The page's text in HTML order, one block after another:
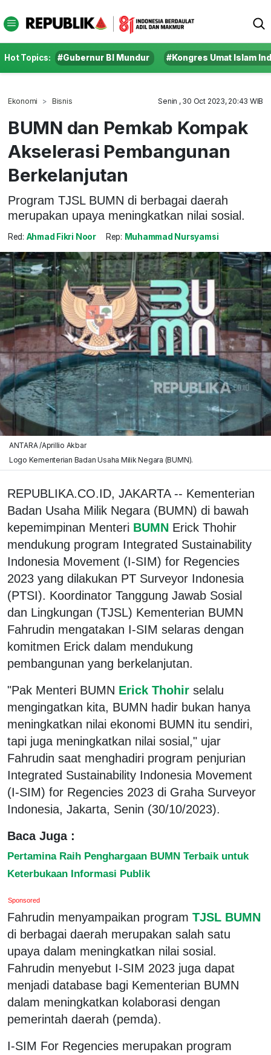
Hot Topics: #Gubernur BI Mundur #Kongres Umat Islam
Ekonomi Bisnis Senin , 30 Oct 2023, 20:43 WIB
BUMN dan Pemkab Kompak
Akselerasi Pembangunan
Berkelanjutan
Program TJSL BUMN di berbagai daerah
merupakan upaya meningkatkan nilai sosial.
Red: Ahmad Fikri Noor Rep: Muhammad Nursyamsi
ANTARA /Aprillio Akbar
Logo Kementerian Badan Usaha Milik Negara (BUMN).
REPUBLIKA.CO.ID, JAKARTA -- Kementerian
Badan Usaha Milik Negara (BUMN) di bawah
kepemimpinan Menteri BUMN Erick Thohir
mendukung program Integrated Sustainability
Indonesia Movement (I-SIM) for Regencies
2023 yang dilakukan PT Surveyor Indonesia
(PTSI). Koordinator Tanggung Jawab Sosial
dan Lingkungan (TJSL) Kementerian BUMN
Fahrudin mengatakan I-SIM selaras dengan
komitmen Erick dalam mendukung
pembangunan yang berkelanjutan.
"Pak Menteri BUMN Erick Thohir selalu
mengingatkan kita, BUMN hadir bukan hanya
meningkatkan nilai ekonomi BUMN itu sendiri,
tapi juga meningkatkan nilai sosial," ujar
Fahrudin saat menghadiri program penjurian
Integrated Sustainability Indonesia Movement
(I-SIM) for Regencies 2023 di Graha Surveyor
Indonesia, Jakarta, Senin (30/10/2023).
Baca Juga :
Pertamina Raih Penghargaan BUMN Terbaik untuk
Keterbukaan Informasi Publik
Sponsored
Fahrudin menyampaikan program TJSL BUMN
di berbagai daerah merupakan salah satu
upaya dalam meningkatkan nilai sosial.
Fahrudin menyebut I-SIM 2023 juga dapat
menjadi database bagi Kementerian BUMN
dalam meningkatkan kolaborasi dengan
pemerintah daerah (pemda).
I-SIM For Regencies merupakan program